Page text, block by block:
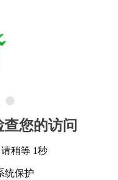
您的访问
稍等 1秒
统保护